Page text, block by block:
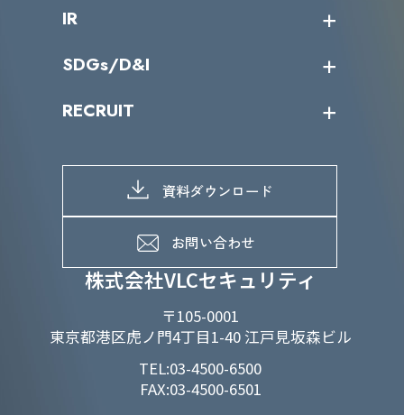
株式会社VLCセキュリティ
〒105-0001
東京都港区虎ノ門4丁目1-40 江戸見坂森ビル
TEL:03-4500-6500
FAX:03-4500-6501
パートナー企業一覧
カテゴリー別サービス一覧
IR
IRカレンダー
IRライブラリー
よくあるご質問
SDGs/D&I
当グループのマテリアリティ
SDGs推進体制
D&Iの取り組み
RECRUIT
募集職種一覧
メッセージ
メンバーインタビュー
資料ダウンロード
お問い合わせ